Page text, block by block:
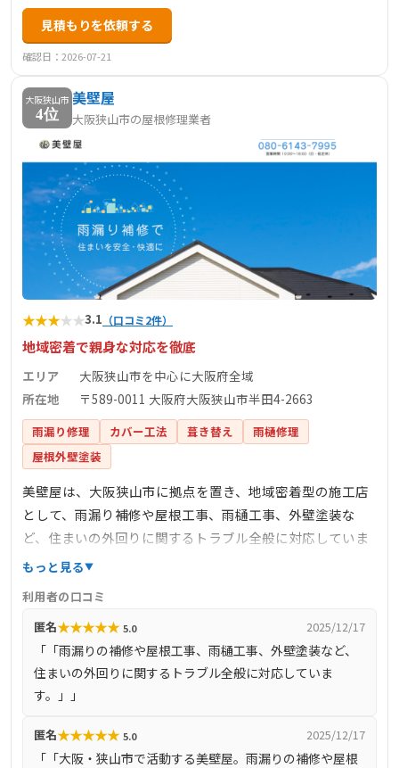
見積もりを依頼する
確認日：2026-07-21
大阪狭山市
4位
美壁屋
大阪狭山市の屋根修理業者
★★★★★3.1 （口コミ2件）
地域密着で親身な対応を徹底
エリア
大阪狭山市を中心に大阪府全域
所在地
〒589-0011 大阪府大阪狭山市半田4-2663
雨漏り修理 カバー工法 葺き替え
雨樋修理
屋根外壁塗装
美壁屋は、大阪狭山市に拠点を置き、地域密着型の施工店
として、雨漏り補修や屋根工事、雨樋工事、外壁塗装な
ど、住まいの外回りに関するトラブル全般に対応していま
す。お問い合わせからお引き渡しまで全て自社で対応する
どの余計な費用がかからず、安心価格で高品質な工事を提
供しています。住まいの劣化箇所によっては「ピンポイン
ト修理」を行い、余計な費用をかけずに住まいの安全性を
取り戻すことを目指しています。些細なお悩みでも親身に
対応し、地域の方々の安心・安全な暮らしをサポートして
もっと見る
利用者の口コミ
匿名★★★★★ 5.0 2025/12/17
「「雨漏りの補修や屋根工事、雨樋工事、外壁塗装など、
住まいの外回りに関するトラブル全般に対応していま
す。」」
匿名★★★★★ 5.0 2025/12/17
「「大阪・狭山市で活動する美壁屋。雨漏りの補修や屋根